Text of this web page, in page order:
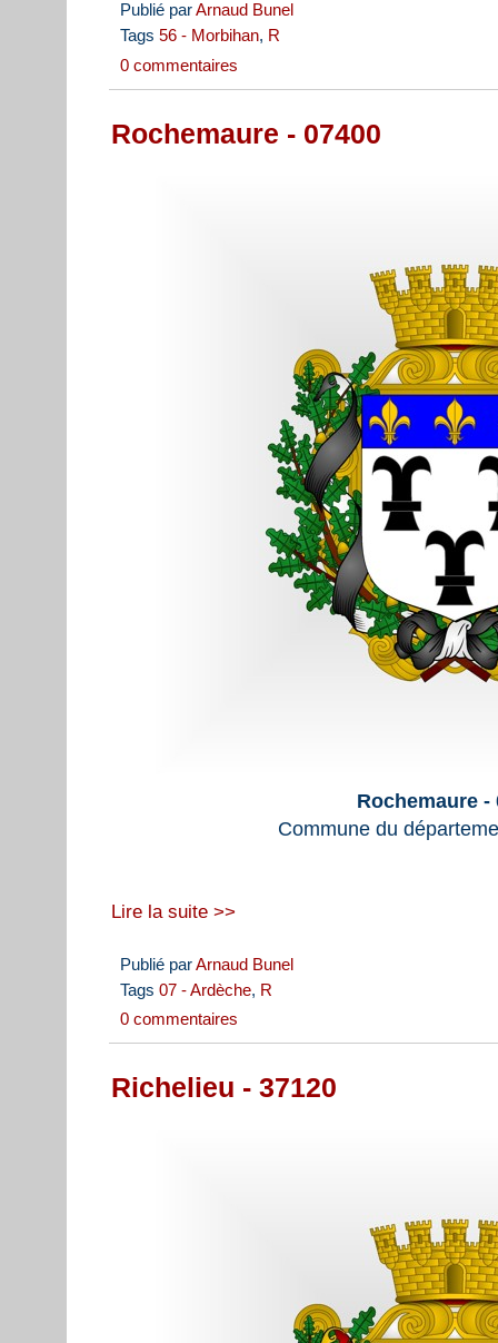
Publié parArnaud Bunel
Tags 56 - Morbihan, R
0 commentaires
Rochemaure - 07400
Rochemaure -
Commune du
Lire la suite >>
Publié parArnaud Bunel
Tags 07 - Ardèche, R
0 commentaires
Richelieu - 37120